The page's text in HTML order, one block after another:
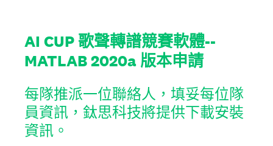
AI CUP 歌聲轉譜競賽軟體--
MATLAB 2020a 版本申請
每隊推派一位聯絡人，填妥每位隊
員資訊，鈦思科技將提供下載安裝
資訊。